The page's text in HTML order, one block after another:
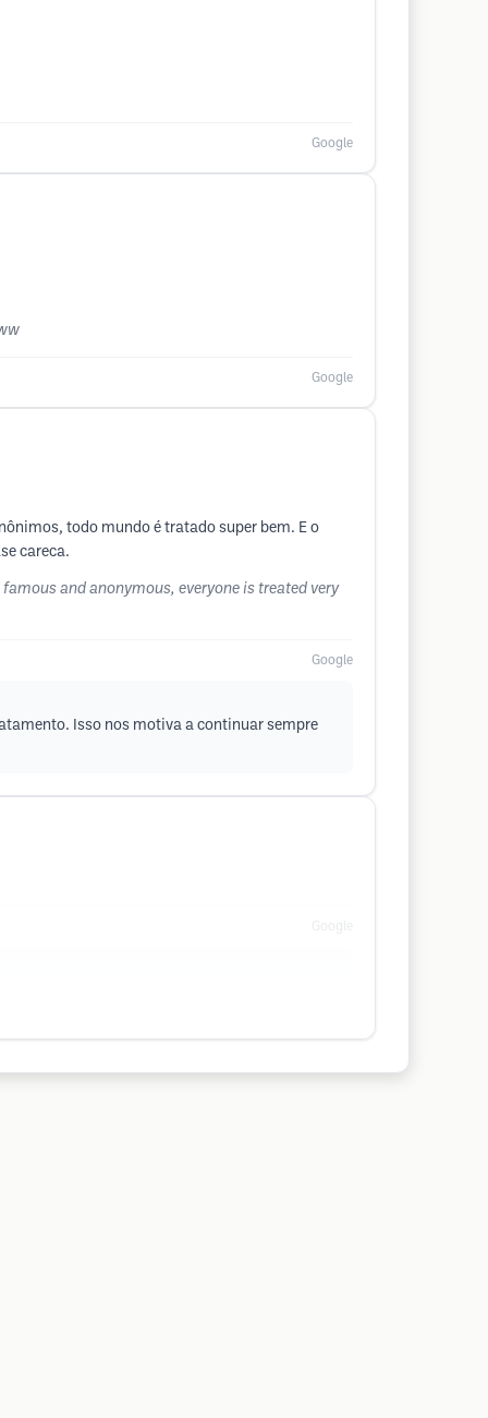
Google
Google
todo mundo é tratado super bem. E o
careca.
and anonymous, everyone is treated very
Google
Isso nos motiva a continuar sempre